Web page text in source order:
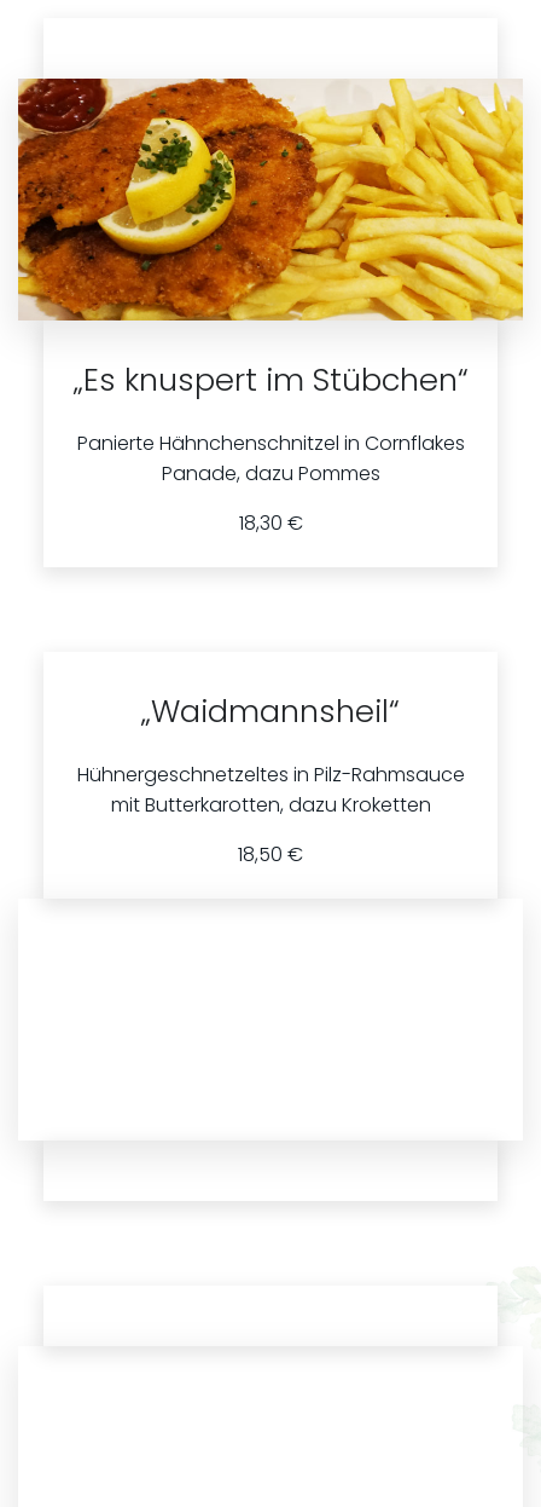
„Es knuspert im Stübchen“
Panierte Hähnchenschnitzel in Cornflakes
Panade, dazu Pommes
18,30 €
„Waidmannsheil“
Hühnergeschnetzeltes in Pilz-Rahmsauce
mit Butterkarotten, dazu Kroketten
18,50 €